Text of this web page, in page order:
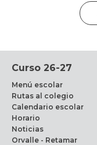
Curso 26-27
Menú escolar
Rutas al colegio
Calendario escolar
Horario
Noticias
Orvalle - Retamar